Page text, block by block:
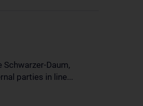
Daum,
parties in line...